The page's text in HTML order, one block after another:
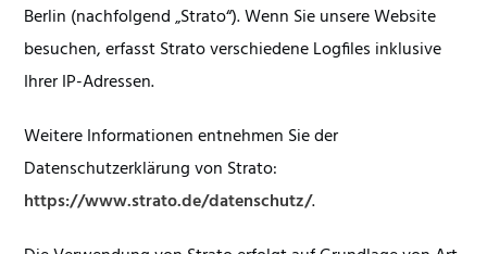
Berlin (nachfolgend „Strato“). Wenn Sie unsere Website
besuchen, erfasst Strato verschiedene Logfiles inklusive
Ihrer IP-Adressen.
Weitere Informationen entnehmen Sie der
Datenschutzerklärung von Strato:
https://www.strato.de/datenschutz/.